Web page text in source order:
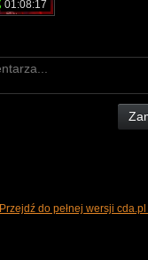
01:08:17
Przejdź do pełnej wersji cda.pl